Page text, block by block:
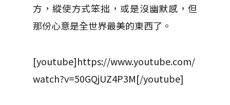
方，縱使方式笨拙，或是沒幽默感，但
那份心意是全世界最美的東西了。
[youtube]https://www.youtube.com/
watch?v=50GQjUZ4P3M[/youtube]